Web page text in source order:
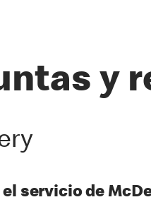
y
el servicio de